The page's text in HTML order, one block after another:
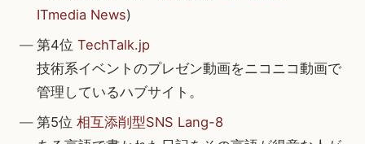
ITmedia News)
第4位TechTalk.jp
技術系イベントのプレゼン動画をニコニコ動画で
管理しているハブサイト。
第5位相互添削型SNS Lang-8